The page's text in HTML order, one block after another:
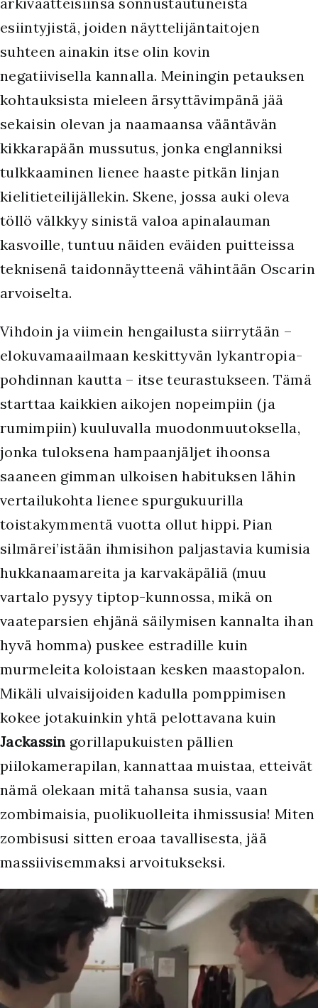
esiintyjistä, joiden näyttelijäntaitojen
suhteen ainakin itse olin kovin
negatiivisella kannalla. Meiningin petauksen
kohtauksista mieleen ärsyttävimpänä jää
sekaisin olevan ja naamaansa vääntävän
kikkarapään mussutus, jonka englanniksi
tulkkaaminen lienee haaste pitkän linjan
kielitieteilijällekin. Skene, jossa auki oleva
töllö välkkyy sinistä valoa apinalauman
kasvoille, tuntuu näiden eväiden puitteissa
teknisenä taidonnäytteenä vähintään Oscarin
arvoiselta.
Vihdoin ja viimein hengailusta siirrytään –
elokuvamaailmaan keskittyvän lykantropia-
pohdinnan kautta – itse teurastukseen. Tämä
starttaa kaikkien aikojen nopeimpiin (ja
rumimpiin) kuuluvalla muodonmuutoksella,
jonka tuloksena hampaanjäljet ihoonsa
saaneen gimman ulkoisen habituksen lähin
vertailukohta lienee spurgukuurilla
toistakymmentä vuotta ollut hippi. Pian
silmärei’istään ihmisihon paljastavia kumisia
hukkanaamareita ja karvakäpäliä (muu
vartalo pysyy tiptop-kunnossa, mikä on
vaateparsien ehjänä säilymisen kannalta ihan
hyvä homma) puskee estradille kuin
murmeleita koloistaan kesken maastopalon.
Mikäli ulvaisijoiden kadulla pomppimisen
kokee jotakuinkin yhtä pelottavana kuin
Jackassin gorillapukuisten pällien
piilokamerapilan, kannattaa muistaa, etteivät
nämä olekaan mitä tahansa susia, vaan
zombimaisia, puolikuolleita ihmissusia! Miten
zombisusi sitten eroaa tavallisesta, jää
massiivisemmaksi arvoitukseksi.